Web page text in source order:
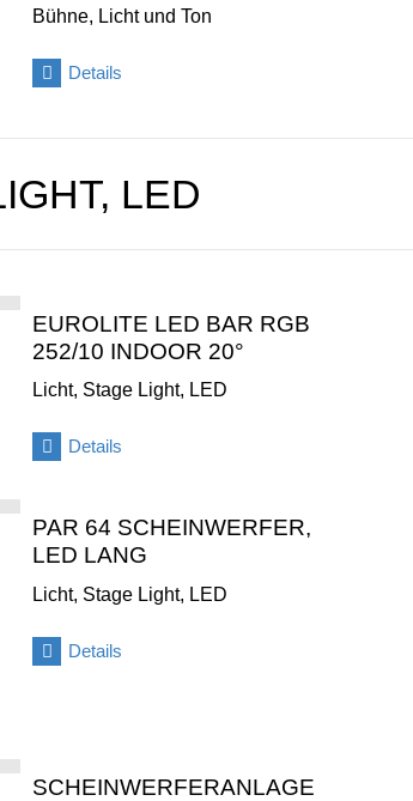
Bühne, Licht und Ton
Details
LED
EUROLITE LED BAR RGB
252/10 INDOOR 20°
Licht, Stage Light, LED
Details
PAR 64 SCHEINWERFER,
LED LANG
Licht, Stage Light, LED
Details
SCHEINWERFERANLAGE